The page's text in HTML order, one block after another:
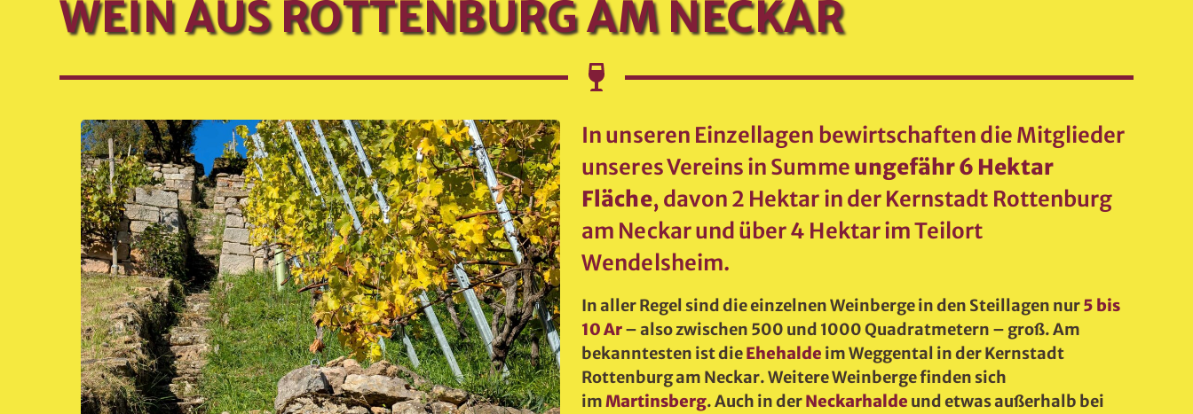
WEIN AUS ROTTENBURG AM NECKAR
In unseren Einzellagen bewirtschaften die Mitglieder
unseres Vereins in Summeungefähr 6 Hektar
Fläche, davon 2 Hektar in der Kernstadt Rottenburg
am Neckar und über 4 Hektar im Teilort
Wendelsheim.
In aller Regel sind die einzelnen Weinberge in den Steillagen nur5 bis
10 Ar– also zwischen 500 und 1000 Quadratmetern – groß. Am
bekanntesten ist dieEhehalde im Weggental in der Kernstadt
Rottenburg am Neckar. Weitere Weinberge finden sich
imMartinsberg. Auch in derNeckarhalde und etwas außerhalb bei